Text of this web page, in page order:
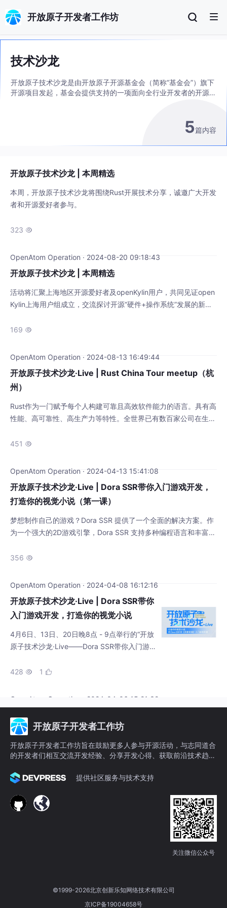
开放原子开发者工作坊
技术沙龙
开放原子技术沙龙是由开放原子开源基金会（简称“基金会”）旗下
开源项目发起，基金会提供支持的一项面向全行业开发者的开源技
交流开发经验，分享专家心得，搭建一个开放、自由、包容的交流
平台，推动开源技术普及与落地，帮助开发者快速成长，促进开源
5篇内容
开放原子技术沙龙 | 本周精选
本周，开放原子技术沙龙将围绕Rust开展技术分享，诚邀广大开发
者和开源爱好者参与。
323 
OpenAtom Operation · 2024-08-20 09:18:43
开放原子技术沙龙 | 本周精选
活动将汇聚上海地区开源爱好者及openKylin用户，共同见证open
Kylin上海用户组成立，交流探讨开源“硬件+操作系统”发展的新思
169 
OpenAtom Operation · 2024-08-13 16:49:44
开放原子技术沙龙·Live | Rust China Tour meetup（杭
州）
Rust作为一门赋予每个人构建可靠且高效软件能力的语言。具有高
性能、高可靠性、高生产力等特性。全世界已有数百家公司在生产
为开放原子技术沙龙的重要组成部分，由华为和蚂蚁发起Rust Chi
内的开发者。我们将通过系列活动，为Rust开发者提供一个交流平
451 
OpenAtom Operation · 2024-04-13 15:41:08
开放原子技术沙龙·Live | Dora SSR带你入门游戏开发，
打造你的视觉小说（第一课）
梦想制作自己的游戏？Dora SSR 提供了一个全面的解决方案。作
为一个强大的2D游戏引擎，Dora SSR 支持多种编程语言和丰富的
《灵数奇缘》的开源游戏素材，一起和@IppClub 共同开启这场游
356 
OpenAtom Operation · 2024-04-08 16:12:16
开放原子技术沙龙·Live | Dora SSR带你
入门游戏开发，打造你的视觉小说
4月6日、13日、20日晚8点 - 9点举行的“开放
原子技术沙龙·Live——Dora SSR带你入门游
你掌握从基础操作到进阶技能的一系列知识。
428  1 
OpenAtom Operation · 2024-04-06 15:21:32
开放原子开发者工作坊
开放原子开发者工作坊旨在鼓励更多人参与开源活动，与志同道合
的开发者们相互交流开发经验、分享开发心得、获取前沿技术趋
打技术交流，干货满满，真诚地邀请各位开发者共同参与！
提供社区服务与技术支持
关注微信公众号
©1999-2026北京创新乐知网络技术有限公司
京ICP备19004658号